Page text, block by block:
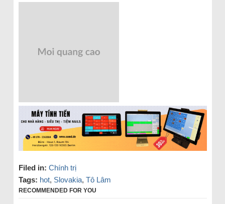
Filed in: Chính trị
Tags: hot, Slovakia, Tô Lâm
RECOMMENDED FOR YOU